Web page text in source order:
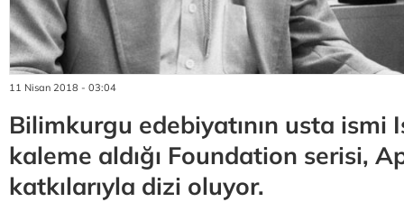
11 Nisan 2018 - 03:04
Bilimkurgu edebiyatının usta ismi
kaleme aldığı Foundation serisi,
katkılarıyla dizi oluyor.